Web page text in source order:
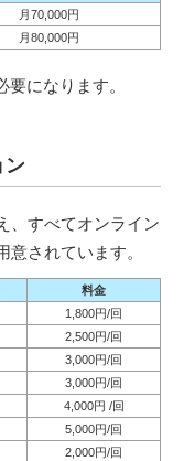
月70,000円
月80,000円
になります。
ン
、すべてオンライン
されています。
料金
1,800円/回
2,500円/回
3,000円/回
3,000円/回
4,000円 /回
5,000円/回
2,000円/回